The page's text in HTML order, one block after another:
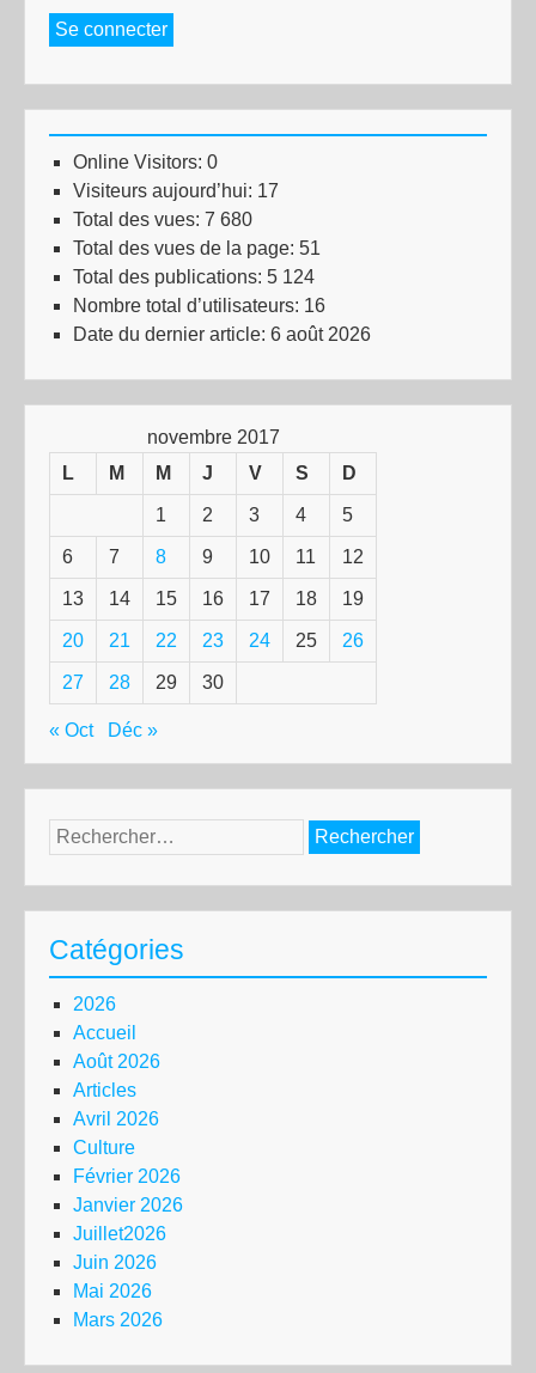
Se connecter
Online Visitors: 0
Visiteurs aujourd’hui: 17
Total des vues: 7 680
Total des vues de la page: 51
Total des publications: 5 124
Nombre total d’utilisateurs: 16
Date du dernier article: 6 août 2026
novembre 2017
L
M M J V S D
1 2 3 4 5
6 7 8 9 10 11 12
13 14 15 16 17 18 19
20 21 22 23 24 25 26
27 28 29 30
« Oct Déc »
Rechercher :
Catégories
2026
Accueil
Août 2026
Articles
Avril 2026
Culture
Février 2026
Janvier 2026
Juillet2026
Juin 2026
Mai 2026
Mars 2026